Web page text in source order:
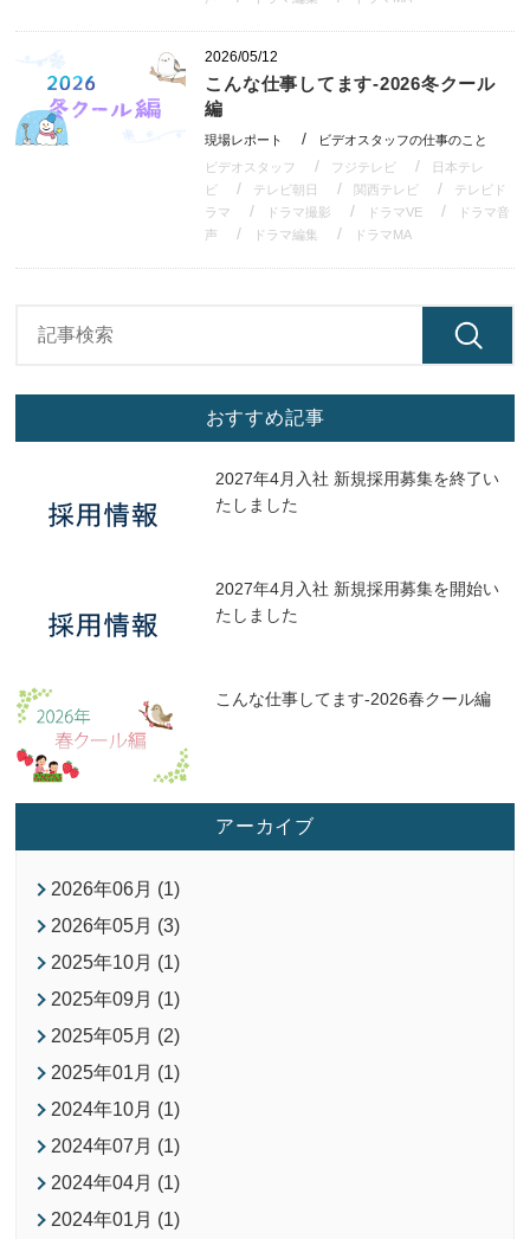
2026/05/12
こんな仕事してます-2026冬クール
編
現場レポート
ビデオスタッフの仕事のこと
ビデオスタッフ
フジテレビ
日本テレ
ビ
テレビ朝日 関西テレビ
テレビド
ラマ
ドラマ撮影 ドラマVE
ドラマ音
声
ドラマ編集 ドラマMA
おすすめ記事
2027年4月入社 新規採用募集を終了い
たしました
2027年4月入社 新規採用募集を開始い
たしました
こんな仕事してます-2026春クール編
アーカイブ
2026年06月 (1)
2026年05月 (3)
2025年10月 (1)
2025年09月 (1)
2025年05月 (2)
2025年01月 (1)
2024年10月 (1)
2024年07月 (1)
2024年04月 (1)
2024年01月 (1)